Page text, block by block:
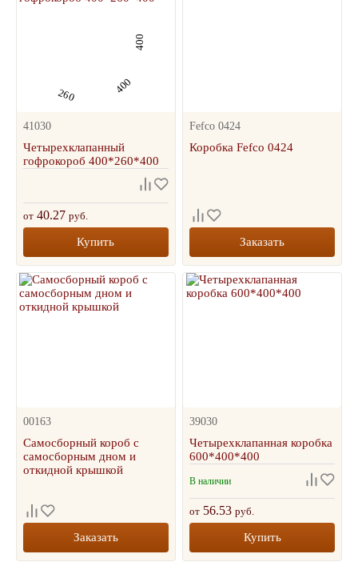
260 400
400
41030
Четырехклапанный
гофрокороб 400*260*400
от 40.27 руб.
Купить
Fefco 0424
Коробка Fefco 0424
Заказать
00163
Самосборный короб с
самосборным дном и
откидной крышкой
Заказать
39030
Четырехклапанная коробка
600*400*400
В наличии
от 56.53руб.
Купить